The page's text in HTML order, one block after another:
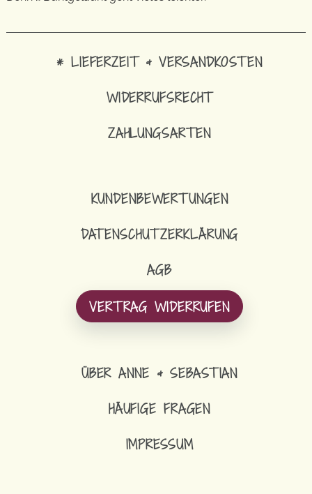
* LIEFERZEIT & VERSANDKOSTEN
WIDERRUFSRECHT
ZAHLUNGSARTEN
KUNDENBEWERTUNGEN
DATENSCHUTZERKLÄRUNG
AGB
VERTRAG WIDERRUFEN
ÜBER ANNE & SEBASTIAN
HÄUFIGE FRAGEN
IMPRESSUM